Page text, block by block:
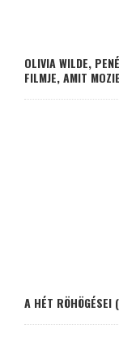
OLIVIA WILDE,
FILMJE, AMIT
A HÉT